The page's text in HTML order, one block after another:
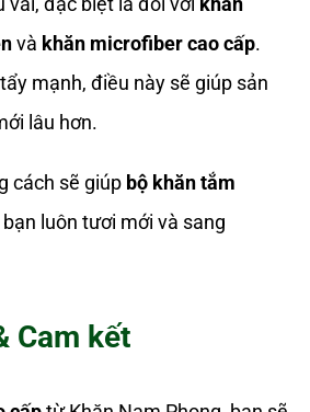
và khăn microfiber cao cấp.
mạnh, điều này sẽ giúp sản
lâu hơn.
cách sẽ giúp bộ khăn tắm
luôn tươi mới và sang
Cam kết